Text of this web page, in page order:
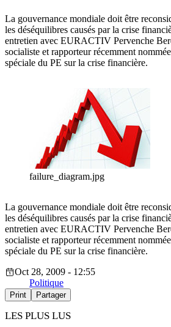
La gouvernance mondiale doit être
les déséquilibres causés par la crise
entretien avec EURACTIV Pervenche
socialiste et rapporteur récemment
spéciale du PE sur la crise financière.
failure_diagram.jpg
La gouvernance mondiale doit être
les déséquilibres causés par la crise
entretien avec EURACTIV Pervenche
socialiste et rapporteur récemment
spéciale du PE sur la crise financière.
Oct 28, 2009 - 12:55
Politique
Print Partager
LES PLUS LUS